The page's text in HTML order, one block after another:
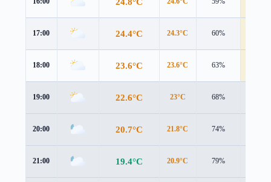
17:00 24.4°C 24.3°C 60%
18:00 23.6°C 23.6°C 63%
19:00 22.6°C 23°C 68%
20:00 20.7°C 21.8°C 74%
21:00 19.4°C 20.9°C 79%